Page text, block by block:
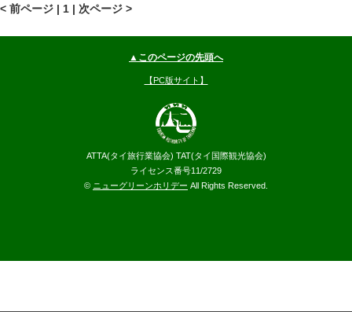
< 前ページ | 1 | 次ページ >
▲このページの先頭へ
【PC版サイト】
ATTA(タイ旅行業協会) TAT(タイ国際観光協会)
ライセンス番号11/2729
© ニューグリーンホリデー All Rights Reserved.